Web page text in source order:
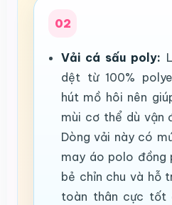
02
Vải cá sấu poly:
dệt từ 100%
hút mồ hôi nên
mùi cơ thể dù vận
Dòng vải này có
may áo polo đồng
bẻ chỉn chu và hỗ
toàn thân cực tốt